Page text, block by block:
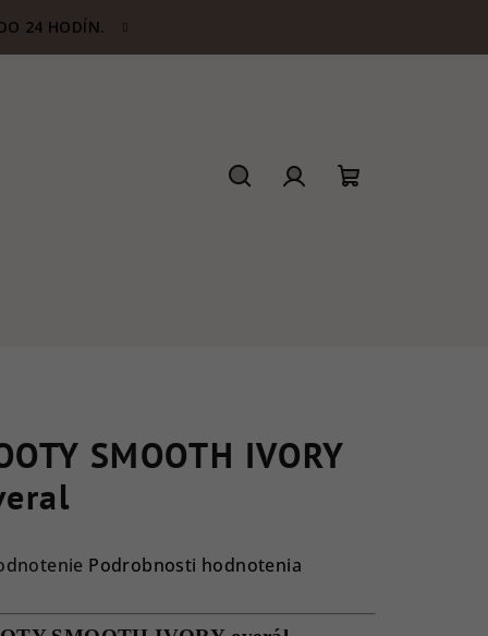
24 HODÍN.
SMOOTH IVORY
Podrobnosti hodnotenia